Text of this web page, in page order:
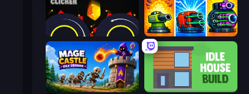
Crusher Clicker Pumpkin Defense: Merge Cannon
Mage Castle Idle Defense Idle House Build